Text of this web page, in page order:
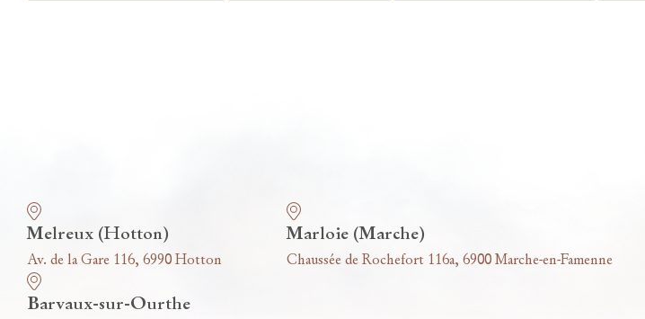
Melreux (Hotton)
Av. de la Gare 116, 6990 Hotton
Marloie (Marche)
Chaussée de Rochefort 116a, 6900 Marche-en-Famenne
Barvaux-sur-Ourthe